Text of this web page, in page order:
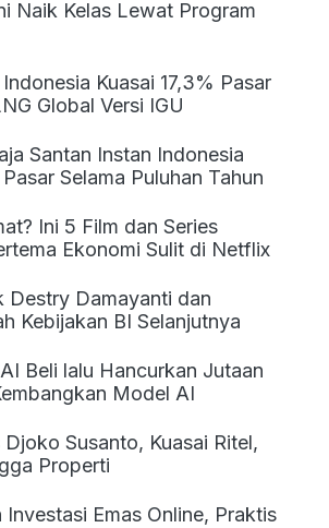
Naik Kelas Lewat Program
Kuasai 17,3% Pasar
Global Versi IGU
Santan Instan Indonesia
Selama Puluhan Tahun
Ini 5 Film dan Series
Ekonomi Sulit di Netflix
Destry Damayanti dan
Kebijakan BI Selanjutnya
Beli lalu Hancurkan Jutaan
Model AI
Djoko Susanto, Kuasai Ritel,
Properti
Investasi Emas Online, Praktis